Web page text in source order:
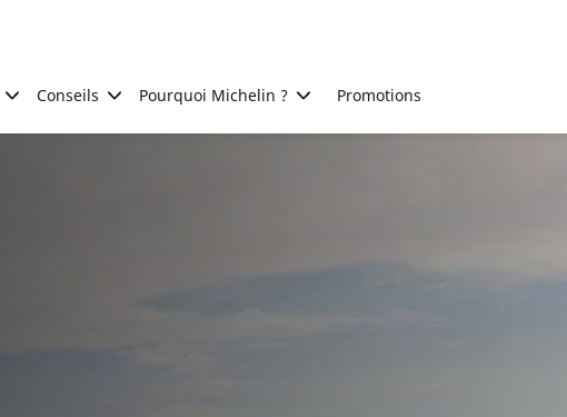
Conseils Pourquoi Michelin ? Promotions